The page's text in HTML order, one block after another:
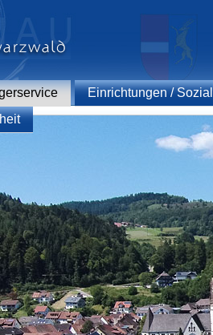
Einrichtungen /